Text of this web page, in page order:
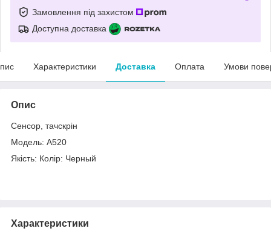
Замовлення під захистом
Доступна доставка
Характеристики Доставка Оплата Умови
Опис
Сенсор, тачскрін
Модель: A520
Якість: Колір: Черный
Характеристики